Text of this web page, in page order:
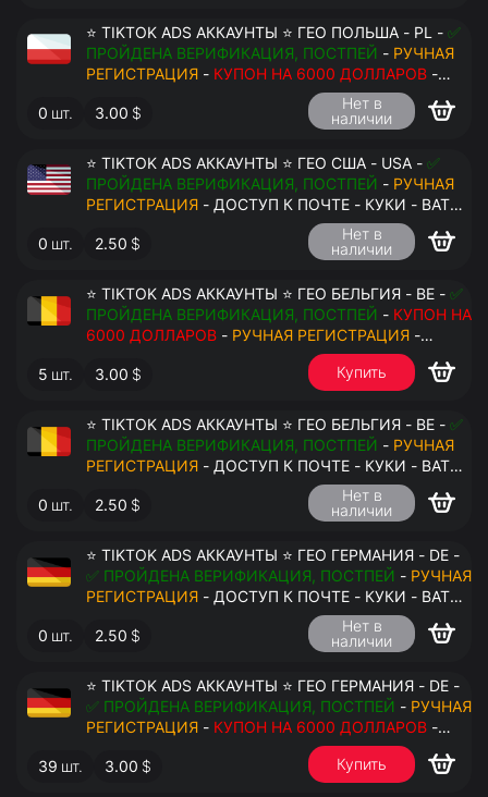
⭐ TIKTOK ADS АККАУНТЫ ⭐ ГЕО ПОЛЬША - PL - ✅
ПРОЙДЕНА ВЕРИФИКАЦИЯ, ПОСТПЕЙ - РУЧНАЯ
РЕГИСТРАЦИЯ - КУПОН НА 6000 ДОЛЛАРОВ -
ДОСТУП К ПОЧТЕ - КУКИ - ВАТ ЗАПОЛНЕН -
ПЕРЕДАЧА В АНТИДЕТЕКТ
0 шт. 3.00 $
Нет в
наличии
⭐ TIKTOK ADS АККАУНТЫ ⭐ ГЕО США - USA - ✅
ПРОЙДЕНА ВЕРИФИКАЦИЯ, ПОСТПЕЙ - РУЧНАЯ
РЕГИСТРАЦИЯ - ДОСТУП К ПОЧТЕ - КУКИ - ВАТ
ЗАПОЛНЕН - ПЕРЕДАЧА В АНТИДЕТЕКТ
0 шт. 2.50 $
Нет в
наличии
⭐ TIKTOK ADS АККАУНТЫ ⭐ ГЕО БЕЛЬГИЯ - BE - ✅
ПРОЙДЕНА ВЕРИФИКАЦИЯ, ПОСТПЕЙ - КУПОН НА
6000 ДОЛЛАРОВ - РУЧНАЯ РЕГИСТРАЦИЯ -
ДОСТУП К ПОЧТЕ - КУКИ - ВАТ ЗАПОЛНЕН -
ПЕРЕДАЧА В АНТИДЕТЕКТ
5 шт. 3.00 $ Купить
⭐ TIKTOK ADS АККАУНТЫ ⭐ ГЕО БЕЛЬГИЯ - BE - ✅
ПРОЙДЕНА ВЕРИФИКАЦИЯ, ПОСТПЕЙ - РУЧНАЯ
РЕГИСТРАЦИЯ - ДОСТУП К ПОЧТЕ - КУКИ - ВАТ
ЗАПОЛНЕН - ПЕРЕДАЧА В АНТИДЕТЕКТ
0 шт. 2.50 $
Нет в
наличии
⭐ TIKTOK ADS АККАУНТЫ ⭐ ГЕО ГЕРМАНИЯ - DE -
✅ ПРОЙДЕНА ВЕРИФИКАЦИЯ, ПОСТПЕЙ - РУЧНАЯ
РЕГИСТРАЦИЯ - ДОСТУП К ПОЧТЕ - КУКИ - ВАТ
ЗАПОЛНЕН - ПЕРЕДАЧА В АНТИДЕТЕКТ
0 шт. 2.50 $
Нет в
наличии
⭐ TIKTOK ADS АККАУНТЫ ⭐ ГЕО ГЕРМАНИЯ - DE -
✅ ПРОЙДЕНА ВЕРИФИКАЦИЯ, ПОСТПЕЙ - РУЧНАЯ
РЕГИСТРАЦИЯ - КУПОН НА 6000 ДОЛЛАРОВ -
ДОСТУП К ПОЧТЕ - КУКИ - ВАТ ЗАПОЛНЕН -
ПЕРЕДАЧА В АНТИДЕТЕКТ
39 шт. 3.00 $ Купить